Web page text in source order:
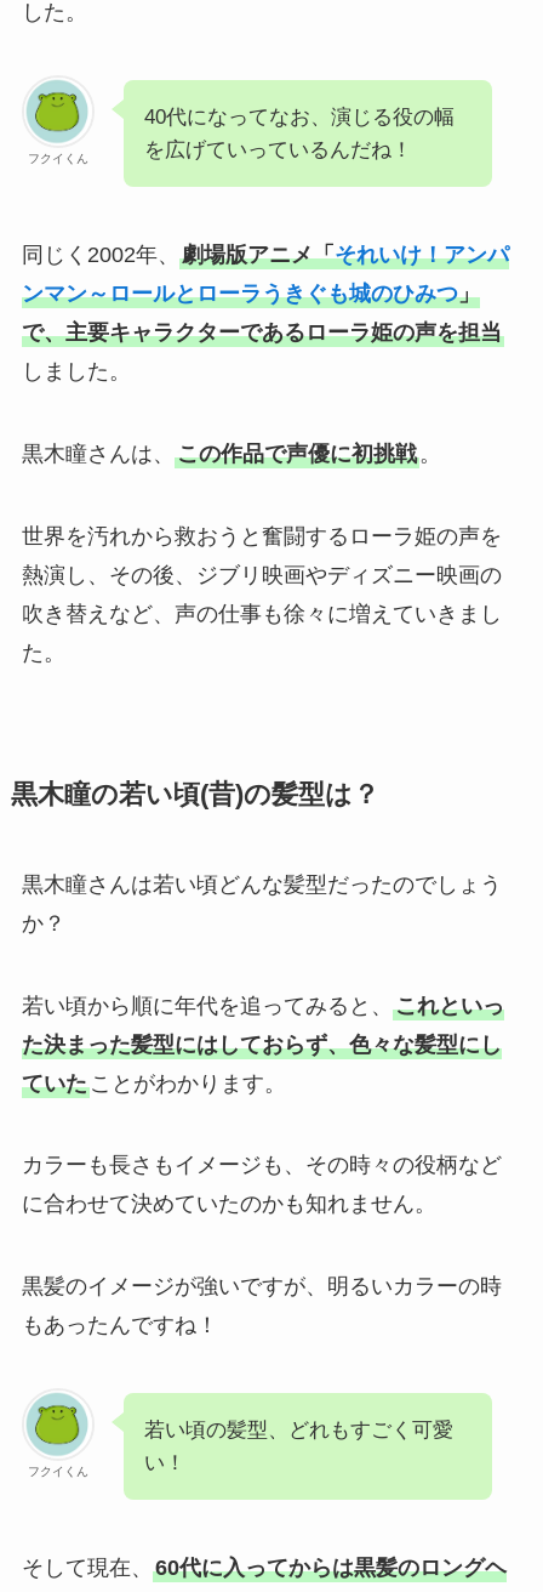
した。
フクイくん
40代になってなお、演じる役の幅
を広げていっているんだね！
同じく2002年、 劇場版アニメ「それいけ！アンパ
ンマン～ロールとローラうきぐも城のひみつ」
で、主要キャラクターであるローラ姫の声を担当
しました。
黒木瞳さんは、 この作品で声優に初挑戦。
世界を汚れから救おうと奮闘するローラ姫の声を
熱演し、その後、ジブリ映画やディズニー映画の
吹き替えなど、声の仕事も徐々に増えていきまし
た。
黒木瞳の若い頃(昔)の髪型は？
黒木瞳さんは若い頃どんな髪型だったのでしょう
か？
若い頃から順に年代を追ってみると、 これといっ
た決まった髪型にはしておらず、色々な髪型にし
ていたことがわかります。
カラーも長さもイメージも、その時々の役柄など
に合わせて決めていたのかも知れません。
黒髪のイメージが強いですが、明るいカラーの時
もあったんですね！
フクイくん
若い頃の髪型、どれもすごく可愛
い！
そして現在、 60代に入ってからは黒髪のロングヘ